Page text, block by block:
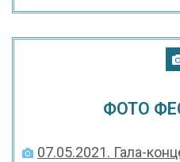
ФОТО
07.05.2021. Гала-